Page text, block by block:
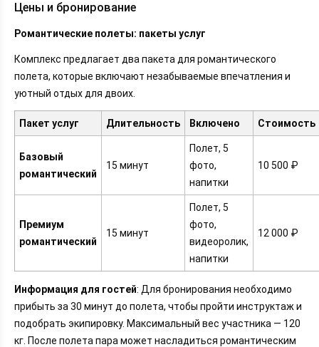
Цены и бронирование
Романтические полеты: пакеты услуг
Комплекс предлагает два пакета для романтического
полета, которые включают незабываемые впечатления и
уютный отдых для двоих.
Пакет услуг Длительность Включено Стоимость
Базовый
романтический
15 минут
Полет, 5
фото,
напитки
10 500 ₽
Премиум
романтический
15 минут
Полет, 5
фото,
видеоролик,
напитки
12 000 ₽
Информация для гостей: Для бронирования необходимо
прибыть за 30 минут до полета, чтобы пройти инструктаж и
подобрать экипировку. Максимальный вес участника — 120
кг. После полета пара может насладиться романтическим